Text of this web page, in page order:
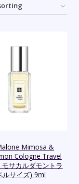
Mimosa &
Cologne Travel
モサカルダモントラ
ルサイズ) 9ml